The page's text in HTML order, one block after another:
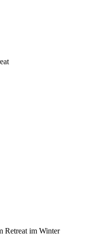
Retreat im Winter